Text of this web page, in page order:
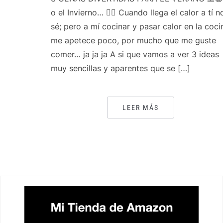
o el Invierno… 👍🏻 Cuando llega el calor a tí
sé; pero a mí cocinar y pasar calor en la
me apetece poco, por mucho que me guste
comer… ja ja ja A si que vamos a ver 3 ideas
muy sencillas y aparentes que se […]
LEER MÁS